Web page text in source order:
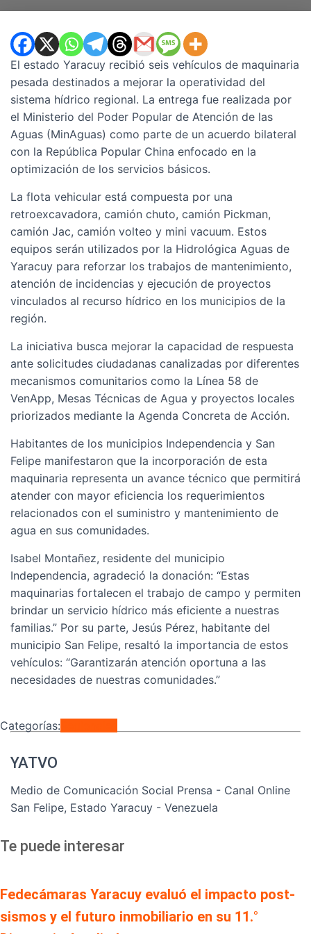
El estado Yaracuy recibió seis vehículos de maquinaria
pesada destinados a mejorar la operatividad del
sistema hídrico regional. La entrega fue realizada por
el Ministerio del Poder Popular de Atención de las
Aguas (MinAguas) como parte de un acuerdo bilateral
con la República Popular China enfocado en la
optimización de los servicios básicos.
La flota vehicular está compuesta por una
retroexcavadora, camión chuto, camión Pickman,
camión Jac, camión volteo y mini vacuum. Estos
equipos serán utilizados por la Hidrológica Aguas de
Yaracuy para reforzar los trabajos de mantenimiento,
atención de incidencias y ejecución de proyectos
vinculados al recurso hídrico en los municipios de la
región.
La iniciativa busca mejorar la capacidad de respuesta
ante solicitudes ciudadanas canalizadas por diferentes
mecanismos comunitarios como la Línea 58 de
VenApp, Mesas Técnicas de Agua y proyectos locales
priorizados mediante la Agenda Concreta de Acción.
Habitantes de los municipios Independencia y San
Felipe manifestaron que la incorporación de esta
maquinaria representa un avance técnico que permitirá
atender con mayor eficiencia los requerimientos
relacionados con el suministro y mantenimiento de
agua en sus comunidades.
Isabel Montañez, residente del municipio
Independencia, agradeció la donación: “Estas
maquinarias fortalecen el trabajo de campo y permiten
brindar un servicio hídrico más eficiente a nuestras
familias.” Por su parte, Jesús Pérez, habitante del
municipio San Felipe, resaltó la importancia de estos
vehículos: “Garantizarán atención oportuna a las
necesidades de nuestras comunidades.”
Categorías:
YATVO
Medio de Comunicación Social Prensa - Canal Online
San Felipe, Estado Yaracuy - Venezuela
Te puede interesar
Fedecámaras Yaracuy evaluó el impacto post-
sismos y el futuro inmobiliario en su 11.°